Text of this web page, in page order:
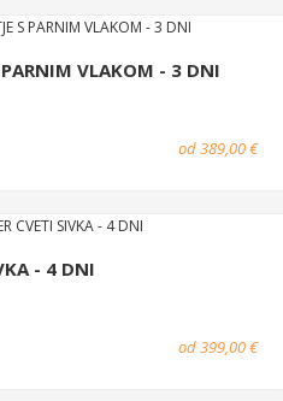
VLAKOM - 3 DNI
od 389,00 €
- 4 DNI
od 399,00 €